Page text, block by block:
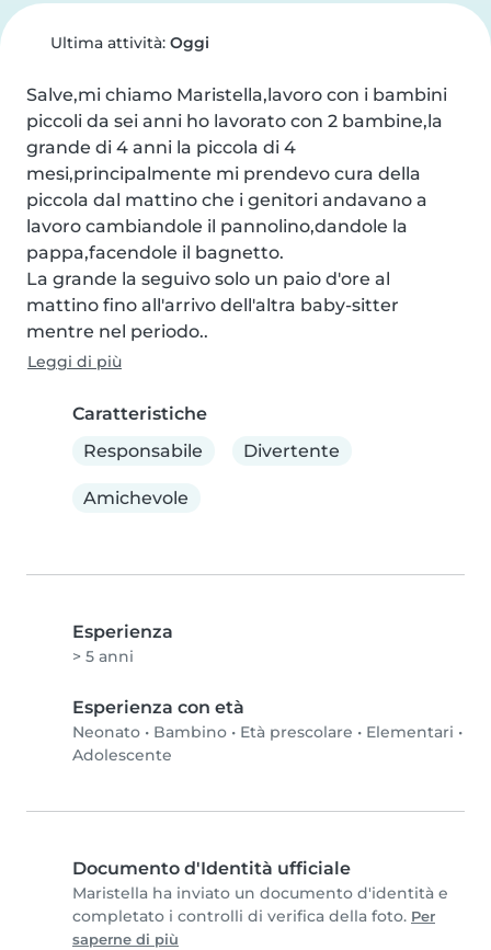
Ultima attività: Oggi
Salve,mi chiamo Maristella,lavoro con i bambini
piccoli da sei anni ho lavorato con 2 bambine,la
grande di 4 anni la piccola di 4
mesi,principalmente mi prendevo cura della
piccola dal mattino che i genitori andavano a
lavoro cambiandole il pannolino,dandole la
pappa,facendole il bagnetto.
La grande la seguivo solo un paio d'ore al
mattino fino all'arrivo dell'altra baby-sitter
mentre nel periodo..
Leggi di più
Caratteristiche
Responsabile
Divertente
Amichevole
Esperienza
> 5 anni
Esperienza con età
Neonato • Bambino • Età prescolare • Elementari •
Adolescente
Documento d'Identità ufficiale
Maristella ha inviato un documento d'identità e
completato i controlli di verifica della foto. Per
saperne di più